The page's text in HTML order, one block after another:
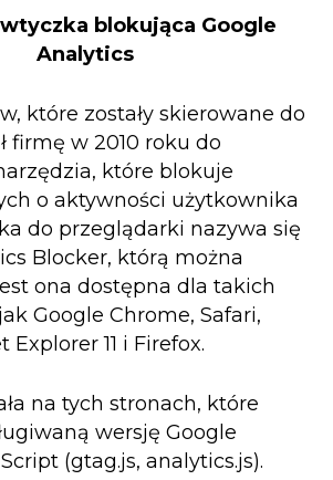
blokująca Google
Analytics
które zostały skierowane do
firmę w 2010 roku do
które blokuje
o aktywności użytkownika
do przeglądarki nazywa się
Blocker, którą można
ona dostępna dla takich
Google Chrome, Safari,
Explorer 11 i Firefox.
na tych stronach, które
wersję Google
(gtag.js, analytics.js).